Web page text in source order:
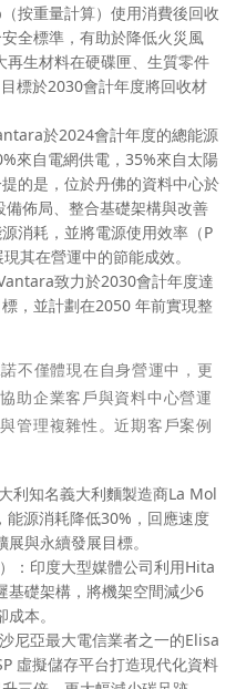
按重量計算）使用消費後回收
全標準，有助於降低火災風
生材料在硬碟匣、生質零件
標於2030會計年度將回收材
於2024會計年度的總能源
來自電網供電，35%來自太陽
的是，位於丹佛的資料中心於
佈局、整合基礎架構與改善
消耗，並將電源使用效率（P
其在營運中的節能成效。
致力於2030會計年度達
，並計劃在2050 年前實現整
僅體現在自身營運中，更
助企業客戶與資料中心營運
管理複雜性。近期客戶案例
利知名義大利麵製造商La Mol
源消耗降低30%，回應速度
與永續發展目標。
：印度大型媒體公司利用Hita
礎架構，將機架空間減少6
本。
尼亞最大電信業者之一的Elisa
虛擬儲存平台打造現代化資料